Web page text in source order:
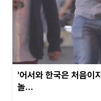
'어서와 한국은 처음이
놀…